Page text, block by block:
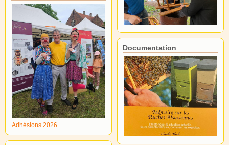
Adhésions 2026.
Documentation